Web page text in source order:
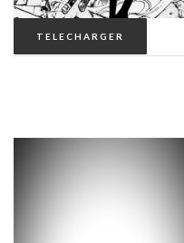
TELECHARGER